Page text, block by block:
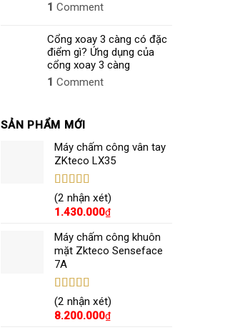
1 Comment
Cổng xoay 3 càng có đặc
điểm gì? Ứng dụng của
cổng xoay 3 càng
1 Comment
SẢN PHẨM MỚI
Máy chấm công vân tay
ZKteco LX35
Được xếp
hạng5.005
sao
(2 nhận xét)
1.430.000₫
Máy chấm công khuôn
mặt Zkteco Senseface
7A
Được xếp
hạng5.005
sao
(2 nhận xét)
8.200.000₫